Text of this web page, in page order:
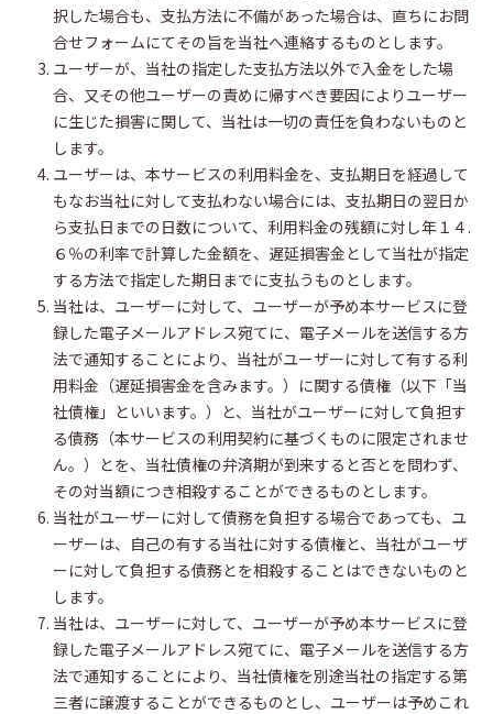
択した場合も、支払方法に不備があった場合は、直ちにお問
合せフォームにてその旨を当社へ連絡するものとします。
ユーザーが、当社の指定した支払方法以外で入金をした場
合、又その他ユーザーの責めに帰すべき要因によりユーザー
に生じた損害に関して、当社は一切の責任を負わないものと
します。
ユーザーは、本サービスの利用料金を、支払期日を経過して
もなお当社に対して支払わない場合には、支払期日の翌日か
ら支払日までの日数について、利用料金の残額に対し年１４.
６％の利率で計算した金額を、遅延損害金として当社が指定
する方法で指定した期日までに支払うものとします。
当社は、ユーザーに対して、ユーザーが予め本サービスに登
録した電子メールアドレス宛てに、電子メールを送信する方
法で通知することにより、当社がユーザーに対して有する利
用料金（遅延損害金を含みます。）に関する債権（以下「当
社債権」といいます。）と、当社がユーザーに対して負担す
る債務（本サービスの利用契約に基づくものに限定されませ
ん。）とを、当社債権の弁済期が到来すると否とを問わず、
その対当額につき相殺することができるものとします。
当社がユーザーに対して債務を負担する場合であっても、ユ
ーザーは、自己の有する当社に対する債権と、当社がユーザ
ーに対して負担する債務とを相殺することはできないものと
します。
当社は、ユーザーに対して、ユーザーが予め本サービスに登
録した電子メールアドレス宛てに、電子メールを送信する方
法で通知することにより、当社債権を別途当社の指定する第
三者に譲渡することができるものとし、ユーザーは予めこれ